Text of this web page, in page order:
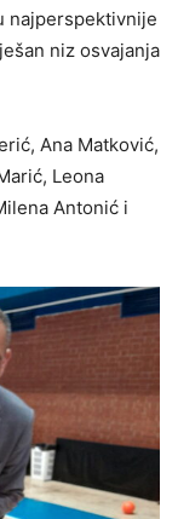
najperspektivnije
niz osvajanja
Ana Matković,
Leona
Antonić i